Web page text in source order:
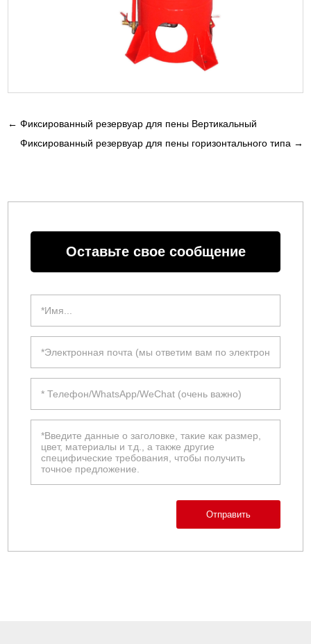
←Фиксированный резервуар для пены Вертикальный
Фиксированный резервуар для пены горизонтального типа →
Оставьте свое сообщение
Отправить